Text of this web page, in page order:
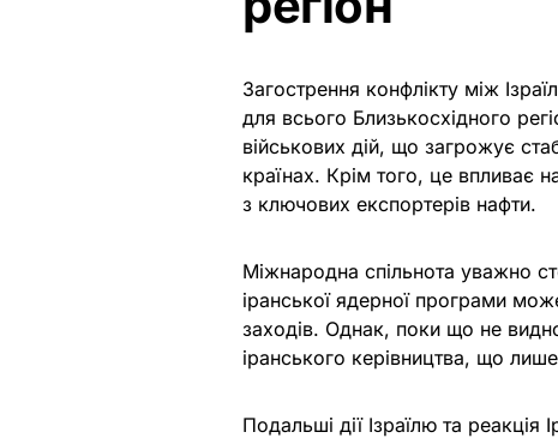
Загострення конфлікту між
для всього Близькосхідного
військових дій, що загрожує
країнах. Крім того, це впливає
з ключових експортерів нафти.
Міжнародна спільнота уважно
іранської ядерної програми
заходів. Однак, поки що не
іранського керівництва, що
Подальші дії Ізраїлю та реакція